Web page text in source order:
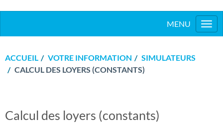
ACCUEIL VOTRE INFORMATION
SIMULATEURS
CALCUL DES LOYERS (CONSTANTS)
Calcul des loyers (constants)